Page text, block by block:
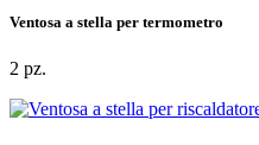
Ventosa a stella per termometro
2 pz.